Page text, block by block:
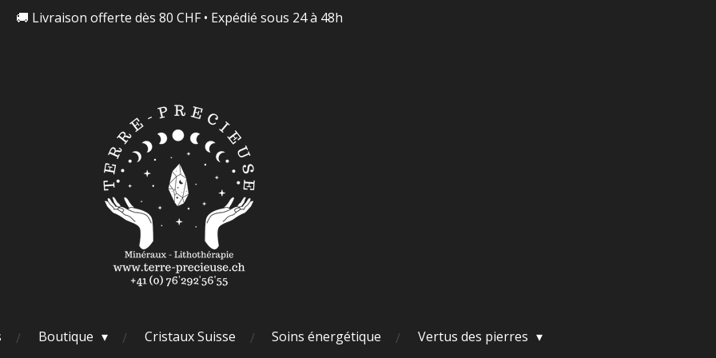
🚚 Livraison offerte dès 80 CHF • Expédié sous 24 à 48h
Boutique Cristaux Suisse Soins énergétique
Vertus des pierres